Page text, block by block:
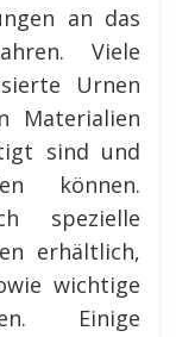
an das
Viele
Urnen
Materialien
sind und
können.
spezielle
erhältlich,
wichtige
Einige